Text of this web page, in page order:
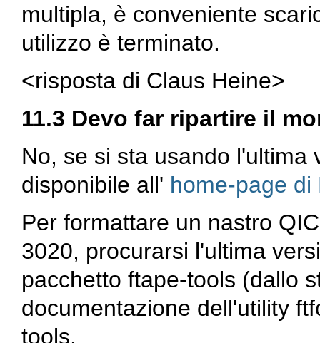
multipla, è conveniente
utilizzo è terminato.
<risposta di Claus Heine>
11.3 Devo far ripartire il
No, se si sta usando l'ultima
disponibile all' home-page di
Per formattare un nastro
3020, procurarsi l'ultima
pacchetto ftape-tools (dallo
documentazione dell'utility
tools.